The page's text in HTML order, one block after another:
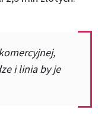
i linia by je